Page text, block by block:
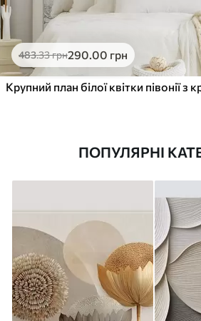
483.33грн290.00 грн
ПОПУЛЯРНІ